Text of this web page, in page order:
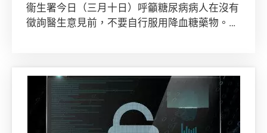
衞生署今日（三月十日）呼籲糖尿病病人在沒有
徵詢醫生意見前，不要自行服用降血糖藥物。